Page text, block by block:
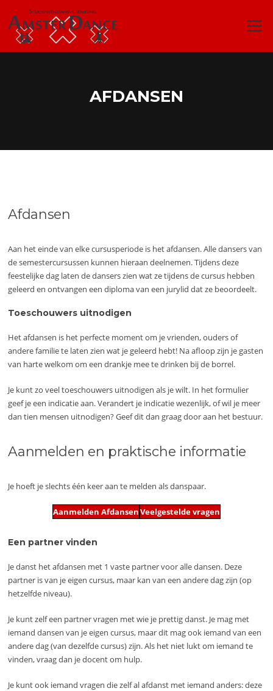
naar
de
inhoud
Menu
AFDANSEN
Afdansen
Aan het einde van elke cursusperiode is het afdansen. Alle dansers van
de semestercursussen kunnen hieraan deelnemen. Tijdens deze
feestelijke dag laten de dansers zien wat ze tijdens de cursus hebben
geleerd en ontvangen een diploma van een jurylid dat ze beoordeelt.
Toeschouwers uitnodigen
Het afdansen is het perfecte moment om je vrienden, ouders of
andere familie te laten zien wat je geleerd hebt! Na afloop zijn je gasten
van harte welkom om een drankje mee te drinken bij de borrel.
Je kunt zo veel toeschouwers uitnodigen als je wilt. In het formulier
geef je een indicatie aan. Verandert je indicatie wezenlijk, of wil je meer
dan tien mensen uitnodigen? Geef dit dan graag door aan het bestuur.
Aanmelden en praktische informatie
Je hoeft je slechts één keer aan te melden als danspaar.
Aanmelden AfdansenVeelgestelde vragen
Een partner vinden
Je danst het afdansen met 1 vaste partner voor alle dansen. Deze
partner is van je eigen cursus, maar kan van een andere dag zijn (op
hetzelfde niveau).
Je kunt zelf een partner vragen met wie je prettig danst. Je mag met
iemand dansen van je eigen cursus, maar dit mag ook iemand van een
andere dag (van dezelfde cursus) zijn. Als het niet lukt om iemand te
vinden, vraag dan je docent om hulp.
Je kunt ook iemand vragen die zelf al afdanst met iemand anders: deze